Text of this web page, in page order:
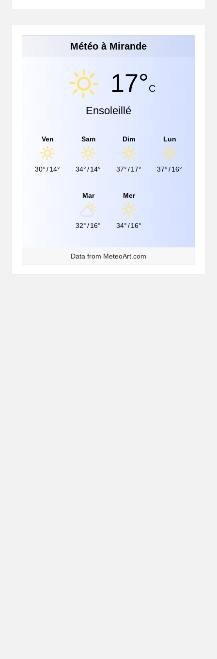
Météo à Mirande
17°C
Ensoleillé
Ven
30°/14°
Sam
34°/14°
Dim
37°/17°
Lun
37°/16°
Mar
32°/16°
Mer
34°/16°
Data from MeteoArt.com